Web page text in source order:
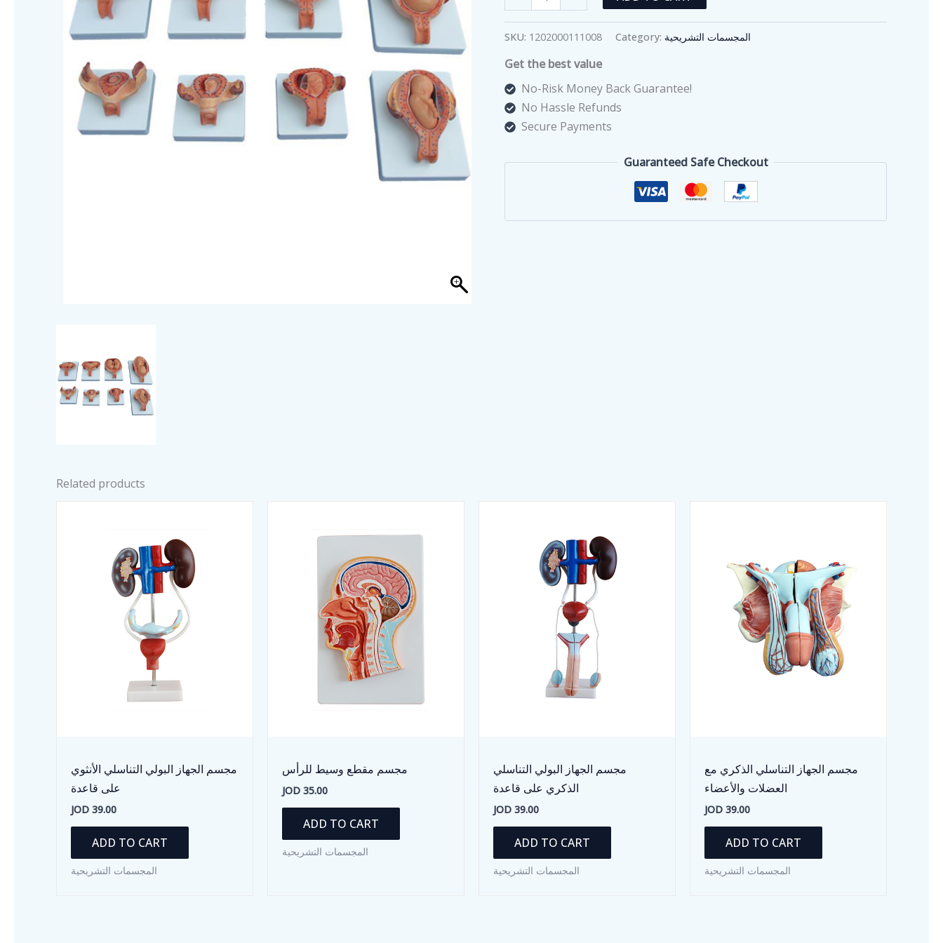
مراحل
تطور
quantity
SKU: 1202000111008 Category: المجسمات التشريحية
Get the best value
No-Risk Money Back Guarantee!
No Hassle Refunds
Secure Payments
Guaranteed Safe Checkout
Related products
مجسم الجهاز البولي التناسلي الأنثوي
على قاعدة
JOD 39.00
ADD TO CART
المجسمات التشريحية
مجسم مقطع وسيط للرأس
JOD 35.00
ADD TO CART
المجسمات التشريحية
مجسم الجهاز البولي التناسلي
الذكري على قاعدة
JOD 39.00
ADD TO CART
المجسمات التشريحية
مجسم الجهاز التناسلي الذكري مع
العضلات والأعضاء
JOD 39.00
ADD TO CART
المجسمات التشريحية